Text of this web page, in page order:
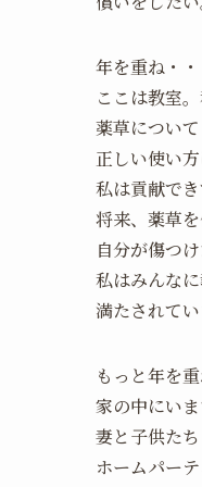
年を重ね・・
ここは教室
薬草について
正しい使い
私は貢献で
将来、薬草
自分が傷つ
私はみんなに
満たされてい
もっと年を
家の中にい
妻と子供た
ホームパーテ